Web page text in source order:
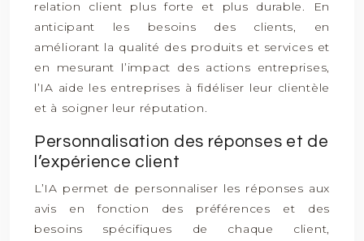
relation client plus forte et plus durable. En
anticipant les besoins des clients, en
améliorant la qualité des produits et services et
en mesurant l’impact des actions entreprises,
l’IA aide les entreprises à fidéliser leur clientèle
et à soigner leur réputation.
Personnalisation des réponses et de
l’expérience client
L’IA permet de personnaliser les réponses aux
avis en fonction des préférences et des
besoins spécifiques de chaque client,